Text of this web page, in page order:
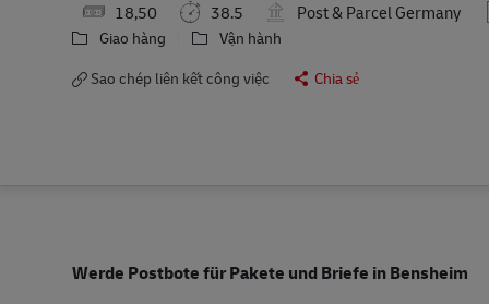
18,50
38.5 Post & Parcel Germany
Giao hàng
Vận hành
Sao chép liên kết công việc
Chia sẻ
Werde Postbote für Pakete und Briefe in Bensheim